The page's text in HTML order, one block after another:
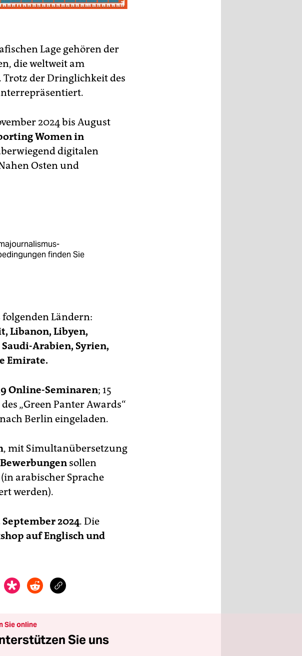
Lage gehören der
die weltweit am
der Dringlichkeit des
2024 bis August
Women in
digitalen
Osten und
finden Sie
Ländern:
Libanon, Libyen,
Arabien, Syrien,
Emirate.
Online-Seminaren; 15
„Green Panter Awards“
Berlin eingeladen.
, mit Simultanübersetzung
Bewerbungen sollen
arabischer Sprache
werden).
September 2024. Die
auf Englisch und
Sie online
Sie uns